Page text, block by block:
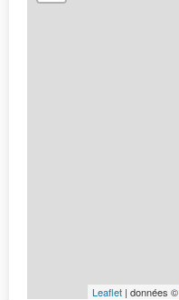
Leaflet | données ©